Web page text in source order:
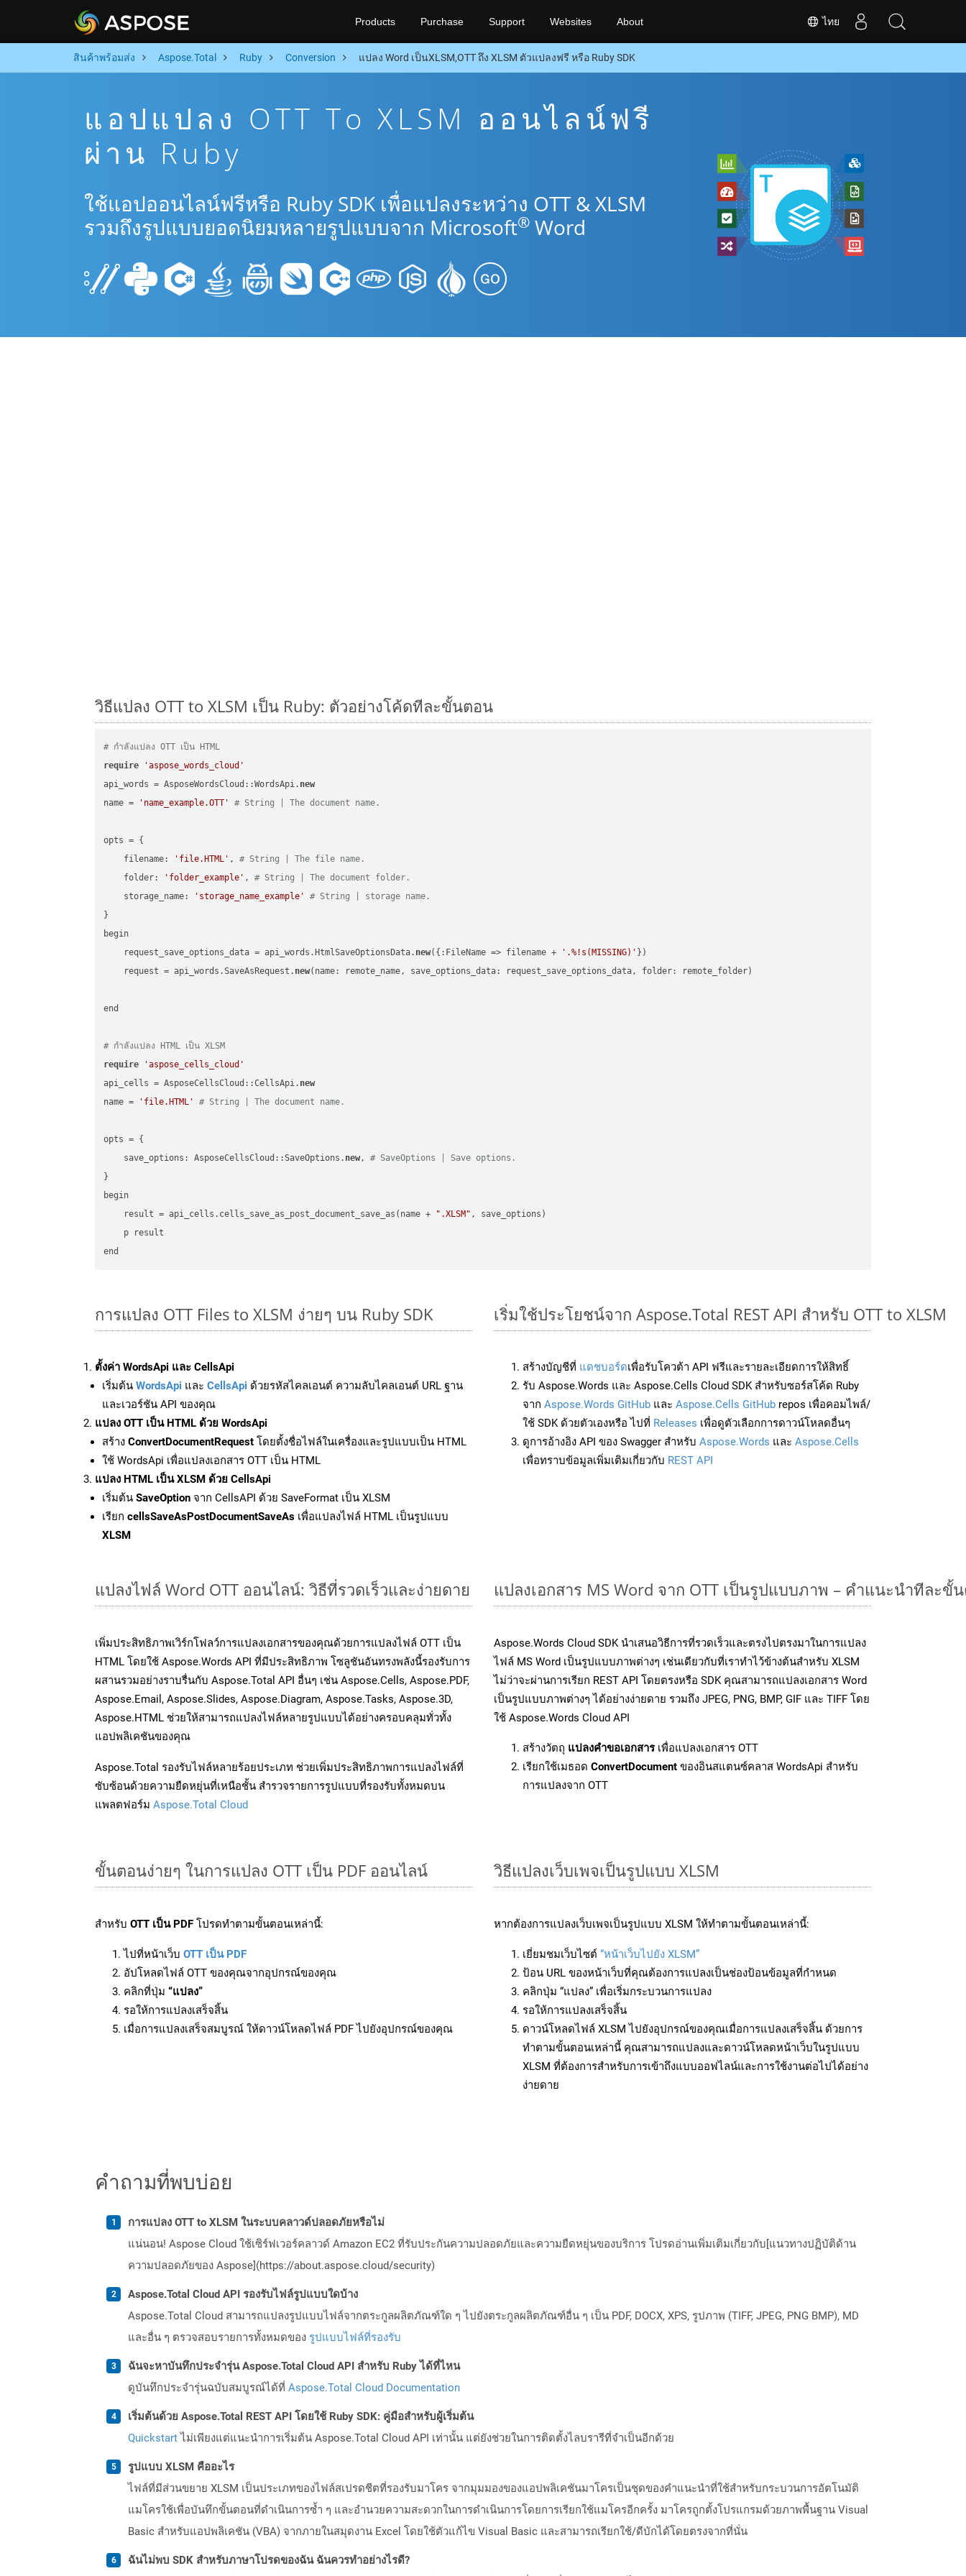
ไทย
Products Purchase Support Websites About
สินค้าพร้อมส่ง Aspose.Total Ruby Conversion แปลง Word เป็นXLSM,OTT ถึง XLSM ตัวแปลงฟรี หรือ Ruby SDK
แอปแปลง OTT To XLSM ออนไลน์ฟรี
ผ่าน Ruby
ใช้แอปออนไลน์ฟรีหรือ Ruby SDK เพื่อแปลงระหว่าง OTT & XLSM
รวมถึงรูปแบบยอดนิยมหลายรูปแบบจาก Microsoft® Word
วิธีแปลง OTT to XLSM เป็น Ruby: ตัวอย่างโค้ดทีละขั้นตอน
# กำลังแปลง OTT เป็น HTML
require
'aspose_words_cloud'
api_words = AsposeWordsCloud::WordsApi. new
name =
'name_example.OTT' # String | The document name.
opts = {
    filename:
'file.HTML' , # String | The file name.
    folder:
'folder_example' , # String | The document folder.
    storage_name:
'storage_name_example'
# String | storage name.
}
begin
    request_save_options_data = api_words.HtmlSaveOptionsData.
new({:FileName => filename + '.%!s(MISSING)' })
    request = api_words.SaveAsRequest.
new(name: remote_name, save_options_data: request_save_options_data, folder: remote_folder)
end
# กำลังแปลง HTML เป็น XLSM
require
'aspose_cells_cloud'
api_cells = AsposeCellsCloud::CellsApi. new
name =
'file.HTML' # String | The document name.
opts = {
    save_options: AsposeCellsCloud::SaveOptions.
new, # SaveOptions | Save options.
}
begin
    result = api_cells.cells_save_as_post_document_save_as(name +
".XLSM" , save_options)
    p result
การแปลง OTT Files to XLSM ง่ายๆ บน Ruby SDK
ตั้งค่า WordsApi และ CellsApi
เริ่มต้น WordsApi และ CellsApi ด้วยรหัสไคลเอนต์ ความลับไคลเอนต์ URL ฐาน
และเวอร์ชัน API ของคุณ
แปลง OTT เป็น HTML ด้วย WordsApi
สร้าง ConvertDocumentRequest โดยตั้งชื่อไฟล์ในเครื่องและรูปแบบเป็น HTML
ใช้ WordsApi เพื่อแปลงเอกสาร OTT เป็น HTML
แปลง HTML เป็น XLSM ด้วย CellsApi
เริ่มต้น SaveOption จาก CellsAPI ด้วย SaveFormat เป็น XLSM
เรียก cellsSaveAsPostDocumentSaveAs เพื่อแปลงไฟล์ HTML เป็นรูปแบบ
XLSM
เริ่มใช้ประโยชน์จาก Aspose.Total REST API สำหรับ OTT to XLSM
สร้างบัญชีที่ แดชบอร์ดเพื่อรับโควต้า API ฟรีและรายละเอียดการให้สิทธิ์
รับ Aspose.Words และ Aspose.Cells Cloud SDK สำหรับซอร์สโค้ด Ruby
จาก Aspose.Words GitHub และ Aspose.Cells GitHub repos เพื่อคอมไพล์/
ใช้ SDK ด้วยตัวเองหรือ ไปที่ Releases เพื่อดูตัวเลือกการดาวน์โหลดอื่นๆ
ดูการอ้างอิง API ของ Swagger สำหรับ Aspose.Words และ Aspose.Cells
เพื่อทราบข้อมูลเพิ่มเติมเกี่ยวกับ REST API
แปลงไฟล์ Word OTT ออนไลน์: วิธีที่รวดเร็วและง่ายดาย
เพิ่มประสิทธิภาพเวิร์กโฟลว์การแปลงเอกสารของคุณด้วยการแปลงไฟล์ OTT เป็น
HTML โดยใช้ Aspose.Words API ที่มีประสิทธิภาพ โซลูชันอันทรงพลังนี้รองรับการ
ผสานรวมอย่างราบรื่นกับ Aspose.Total API อื่นๆ เช่น Aspose.Cells, Aspose.PDF,
Aspose.Email, Aspose.Slides, Aspose.Diagram, Aspose.Tasks, Aspose.3D,
Aspose.HTML ช่วยให้สามารถแปลงไฟล์หลายรูปแบบได้อย่างครอบคลุมทั่วทั้ง
แอปพลิเคชันของคุณ
Aspose.Total รองรับไฟล์หลายร้อยประเภท ช่วยเพิ่มประสิทธิภาพการแปลงไฟล์ที่
ซับซ้อนด้วยความยืดหยุ่นที่เหนือชั้น สำรวจรายการรูปแบบที่รองรับทั้งหมดบน
แพลตฟอร์ม Aspose.Total Cloud
แปลงเอกสาร MS Word จาก OTT เป็นรูปแบบภาพ – คำแนะนำทีละขั้
Aspose.Words Cloud SDK นำเสนอวิธีการที่รวดเร็วและตรงไปตรงมาในการแปลง
ไฟล์ MS Word เป็นรูปแบบภาพต่างๆ เช่นเดียวกับที่เราทำไว้ข้างต้นสำหรับ XLSM
ไม่ว่าจะผ่านการเรียก REST API โดยตรงหรือ SDK คุณสามารถแปลงเอกสาร Word
เป็นรูปแบบภาพต่างๆ ได้อย่างง่ายดาย รวมถึง JPEG, PNG, BMP, GIF และ TIFF โดย
ใช้ Aspose.Words Cloud API
สร้างวัตถุ แปลงคำขอเอกสารเพื่อแปลงเอกสาร OTT
เรียกใช้เมธอด ConvertDocument ของอินสแตนซ์คลาส WordsApi สำหรับ
การแปลงจาก OTT
ขั้นตอนง่ายๆ ในการแปลง OTT เป็น PDF ออนไลน์
สำหรับ OTT เป็น PDF โปรดทำตามขั้นตอนเหล่านี้:
ไปที่หน้าเว็บ OTT เป็น PDF
อัปโหลดไฟล์ OTT ของคุณจากอุปกรณ์ของคุณ
คลิกที่ปุ่ม “แปลง”
รอให้การแปลงเสร็จสิ้น
เมื่อการแปลงเสร็จสมบูรณ์ ให้ดาวน์โหลดไฟล์ PDF ไปยังอุปกรณ์ของคุณ
วิธีแปลงเว็บเพจเป็นรูปแบบ XLSM
หากต้องการแปลงเว็บเพจเป็นรูปแบบ XLSM ให้ทำตามขั้นตอนเหล่านี้:
เยี่ยมชมเว็บไซต์ “หน้าเว็บไปยัง XLSM”
ป้อน URL ของหน้าเว็บที่คุณต้องการแปลงเป็นช่องป้อนข้อมูลที่กำหนด
คลิกปุ่ม “แปลง” เพื่อเริ่มกระบวนการแปลง
รอให้การแปลงเสร็จสิ้น
ดาวน์โหลดไฟล์ XLSM ไปยังอุปกรณ์ของคุณเมื่อการแปลงเสร็จสิ้น ด้วยการ
ทำตามขั้นตอนเหล่านี้ คุณสามารถแปลงและดาวน์โหลดหน้าเว็บในรูปแบบ
XLSM ที่ต้องการสำหรับการเข้าถึงแบบออฟไลน์และการใช้งานต่อไปได้อย่าง
ง่ายดาย
คำถามที่พบบ่อย
การแปลง OTT to XLSM ในระบบคลาวด์ปลอดภัยหรือไม่
แน่นอน! Aspose Cloud ใช้เซิร์ฟเวอร์คลาวด์ Amazon EC2 ที่รับประกันความปลอดภัยและความยืดหยุ่นของบริการ โปรดอ่านเพิ่มเติมเกี่ยวกับ[แนวทางปฏิบัติด้าน
ความปลอดภัยของ Aspose](https://about.aspose.cloud/security)
Aspose.Total Cloud API รองรับไฟล์รูปแบบใดบ้าง
Aspose.Total Cloud สามารถแปลงรูปแบบไฟล์จากตระกูลผลิตภัณฑ์ใด ๆ ไปยังตระกูลผลิตภัณฑ์อื่น ๆ เป็น PDF, DOCX, XPS, รูปภาพ (TIFF, JPEG, PNG BMP), MD
และอื่น ๆ ตรวจสอบรายการทั้งหมดของ รูปแบบไฟล์ที่รองรับ
ฉันจะหาบันทึกประจำรุ่น Aspose.Total Cloud API สำหรับ Ruby ได้ที่ไหน
ดูบันทึกประจำรุ่นฉบับสมบูรณ์ได้ที่ Aspose.Total Cloud Documentation
เริ่มต้นด้วย Aspose.Total REST API โดยใช้ Ruby SDK: คู่มือสำหรับผู้เริ่มต้น
Quickstartไม่เพียงแต่แนะนำการเริ่มต้น Aspose.Total Cloud API เท่านั้น แต่ยังช่วยในการติดตั้งไลบรารีที่จำเป็นอีกด้วย
รูปแบบ XLSM คืออะไร
ไฟล์ที่มีส่วนขยาย XLSM เป็นประเภทของไฟล์สเปรดชีตที่รองรับมาโคร จากมุมมองของแอปพลิเคชันมาโครเป็นชุดของคำแนะนำที่ใช้สำหรับกระบวนการอัตโนมัติ
แมโครใช้เพื่อบันทึกขั้นตอนที่ดำเนินการซ้ำ ๆ และอำนวยความสะดวกในการดำเนินการโดยการเรียกใช้แมโครอีกครั้ง มาโครถูกตั้งโปรแกรมด้วยภาพพื้นฐาน Visual
Basic สำหรับแอปพลิเคชัน (VBA) จากภายในสมุดงาน Excel โดยใช้ตัวแก้ไข Visual Basic และสามารถเรียกใช้/ดีบักได้โดยตรงจากที่นั่น
ฉันไม่พบ SDK สำหรับภาษาโปรดของฉัน ฉันควรทำอย่างไรดี?